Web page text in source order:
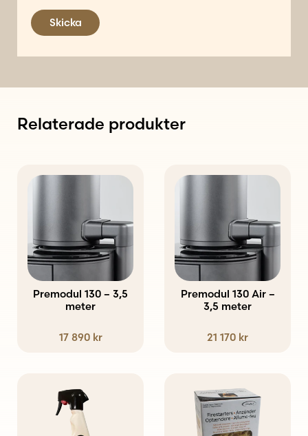
Skicka
Relaterade produkter
Premodul 130 – 3,5
meter
17 890 kr
Premodul 130 Air –
3,5 meter
21 170 kr